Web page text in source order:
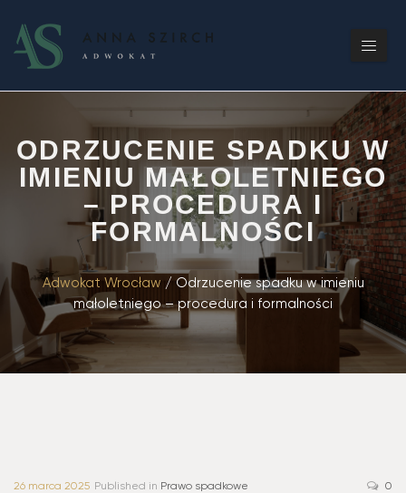
ODRZUCENIE SPADKU W
IMIENIU MAŁOLETNIEGO
– PROCEDURA I
FORMALNOŚCI
Adwokat Wrocław / Odrzucenie spadku w imieniu
małoletniego – procedura i formalności
26 marca 2025 Published in Prawo spadkowe 0